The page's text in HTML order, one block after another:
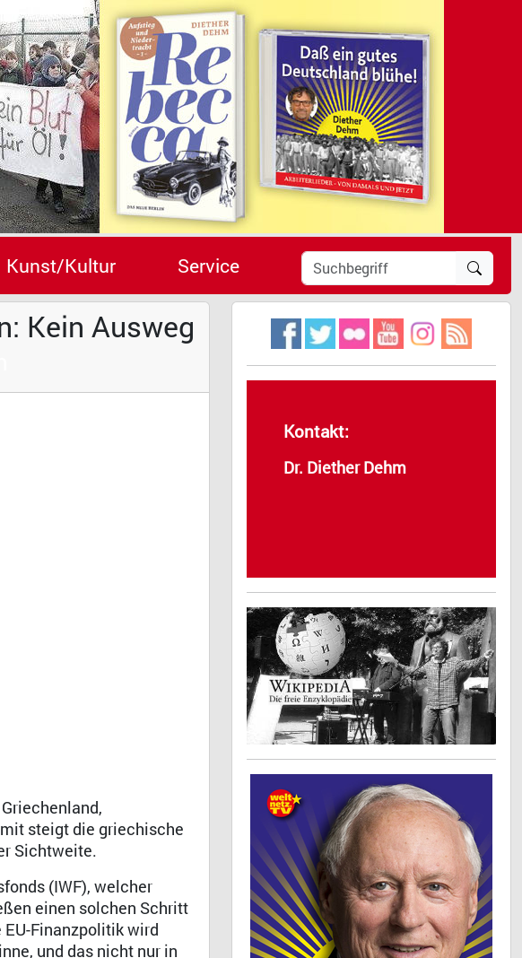
Kunst/Kultur Service
Kein Ausweg
steigt die griechische
Sichtweite.
(IWF), welcher
einen solchen Schritt
Finanzpolitik wird
und das nicht nur in
Kontakt:
Dr. Diether Dehm